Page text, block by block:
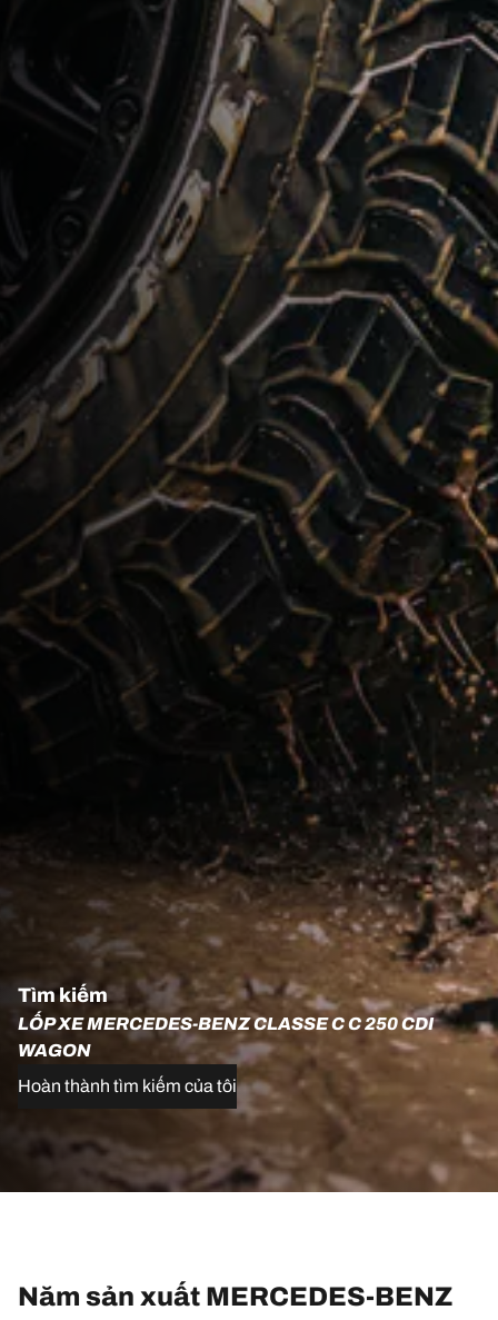
Tìm kiếm
LỐP XE MERCEDES-BENZ CLASSE C C 250 CDI
WAGON
Hoàn thành tìm kiếm của tôi
Năm sản xuất MERCEDES-BENZ